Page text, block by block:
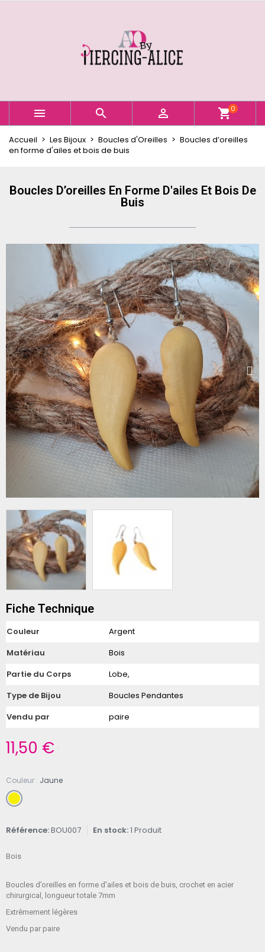
   shopping_cart0
Accueil Les Bijoux Boucles d'Oreilles
Boucles d’oreilles
en forme d'ailes et bois de buis
Boucles D’oreilles En Forme D'ailes Et Bois De
Buis
Fiche Technique
Couleur
Argent
Matériau
Bois
Partie du Corps
Lobe,
Type de Bijou
Boucles Pendantes
Vendu par
paire
11,50 €
Couleur Jaune
Référence BOU007 En stock 1 Produit
Bois
Boucles d’oreilles en forme d'ailes et bois de buis, crochet en acier
chirurgical, longueur totale 7mm
Extrêmement légères
Vendu par paire
Créer une nouvelle liste
Nom de la liste d'envies
Annuler Créer une liste d'envies
Vous devez être connecté pour ajouter des produits
à votre liste d'envies.
Annuler Connexion